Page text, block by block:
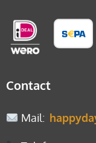
Contact
Mail: